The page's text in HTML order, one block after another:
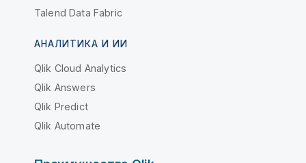
Talend Data Fabric
АНАЛИТИКА И ИИ
Qlik Cloud Analytics
Qlik Answers
Qlik Predict
Qlik Automate